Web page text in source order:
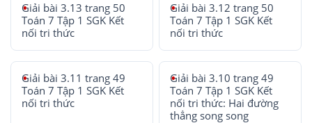
Giải bài 3.13 trang 50
Toán 7 Tập 1 SGK Kết
nối tri thức
Giải bài 3.12 trang 50
Toán 7 Tập 1 SGK Kết
nối tri thức
Giải bài 3.11 trang 49
Toán 7 Tập 1 SGK Kết
nối tri thức
Giải bài 3.10 trang 49
Toán 7 Tập 1 SGK Kết
nối tri thức: Hai đường
thẳng song song